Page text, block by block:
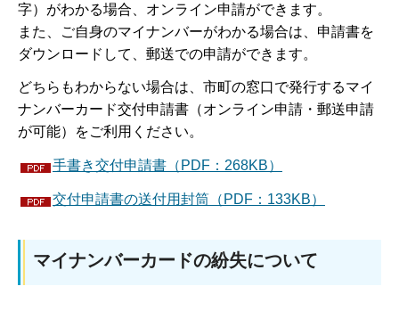
字）がわかる場合、オンライン申請ができます。
また、ご自身のマイナンバーがわかる場合は、申請書を
ダウンロードして、郵送での申請ができます。
どちらもわからない場合は、市町の窓口で発行するマイ
ナンバーカード交付申請書（オンライン申請・郵送申請
が可能）をご利用ください。
手書き交付申請書（PDF：268KB）
交付申請書の送付用封筒（PDF：133KB）
マイナンバーカードの紛失について